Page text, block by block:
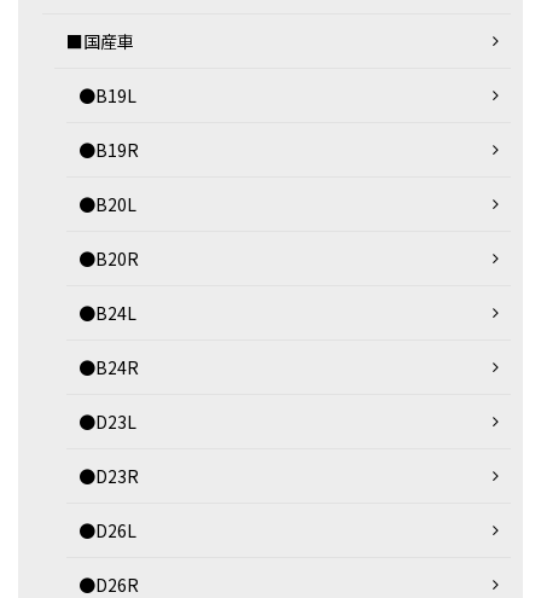
■国産車
●B19L
●B19R
●B20L
●B20R
●B24L
●B24R
●D23L
●D23R
●D26L
●D26R